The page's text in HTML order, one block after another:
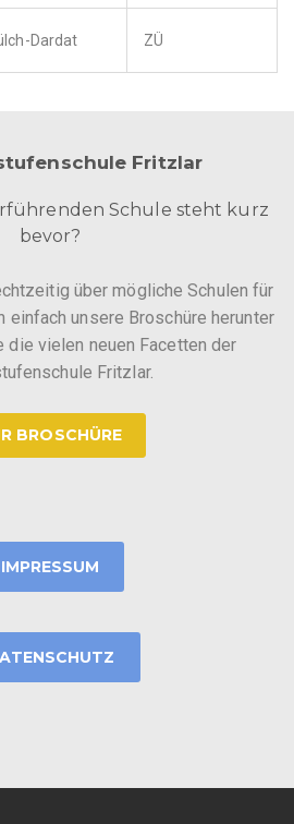
Dardat ZÜ
Fritzlar
Schule steht kurz
bevor?
über mögliche Schulen für
einfach unsere Broschüre herunter
die vielen neuen Facetten der
Fritzlar.
BROSCHÜRE
IMPRESSUM